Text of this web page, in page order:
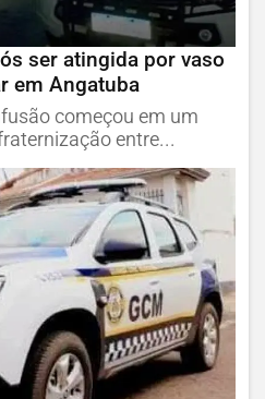
ser atingida por vaso
em Angatuba
começou em um
entre...